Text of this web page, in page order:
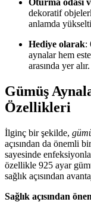
dekoratif
anlamda
Hediye olarak:
aynalar hem
arasında yer alır.
Gümüş
Özellikleri
İlginç bir şekilde,
açısından da önemli
sayesinde
özellikle 925 ayar
sağlık açısından
Sağlık açısından